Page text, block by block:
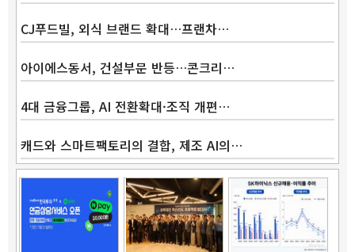
Band
CJ푸드빌, 외식 브랜드 확대…프랜차…
아이에스동서, 건설부문 반등…콘크리…
4대 금융그룹, AI 전환확대·조직 개편…
캐드와 스마트팩토리의 결합, 제조 AI의…